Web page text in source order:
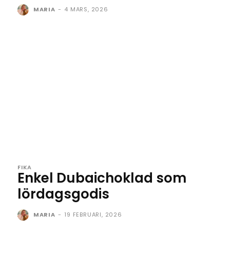
MARIA - 4 MARS, 2026
FIKA
Enkel Dubaichoklad som
lördagsgodis
MARIA - 19 FEBRUARI, 2026